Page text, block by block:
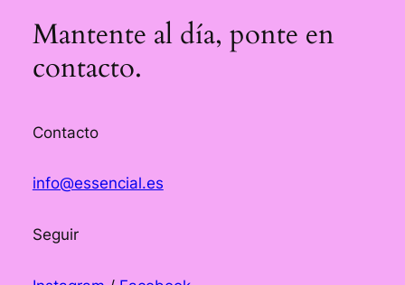
Mantente al día, ponte en
contacto.
Contacto
info@essencial.es
Seguir